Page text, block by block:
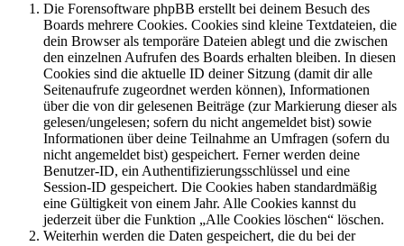
Die Forensoftware phpBB erstellt bei deinem Besuch des
Boards mehrere Cookies. Cookies sind kleine Textdateien, die
dein Browser als temporäre Dateien ablegt und die zwischen
den einzelnen Aufrufen des Boards erhalten bleiben. In diesen
Cookies sind die aktuelle ID deiner Sitzung (damit dir alle
Seitenaufrufe zugeordnet werden können), Informationen
über die von dir gelesenen Beiträge (zur Markierung dieser als
gelesen/ungelesen; sofern du nicht angemeldet bist) sowie
Informationen über deine Teilnahme an Umfragen (sofern du
nicht angemeldet bist) gespeichert. Ferner werden deine
Benutzer-ID, ein Authentifizierungsschlüssel und eine
Session-ID gespeichert. Die Cookies haben standardmäßig
eine Gültigkeit von einem Jahr. Alle Cookies kannst du
jederzeit über die Funktion „Alle Cookies löschen“ löschen.
Weiterhin werden die Daten gespeichert, die du bei der